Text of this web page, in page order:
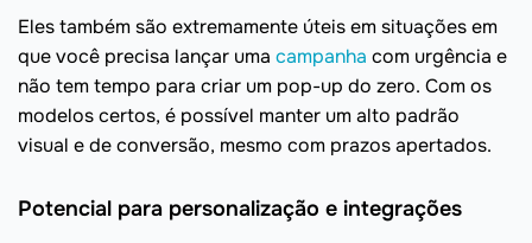
Eles também são extremamente úteis em situações em
que você precisa lançar uma campanha com urgência e
não tem tempo para criar um pop-up do zero. Com os
modelos certos, é possível manter um alto padrão
visual e de conversão, mesmo com prazos apertados.
Potencial para personalização e integrações